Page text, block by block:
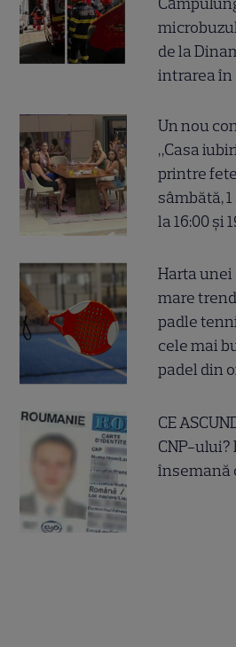
de la
intrarea în
Un nou
„Casa
printre
sâmbătă,
la 16:00 și
Harta
mare
padle
cele mai
padel din
CE
CNP-ului?
însemană